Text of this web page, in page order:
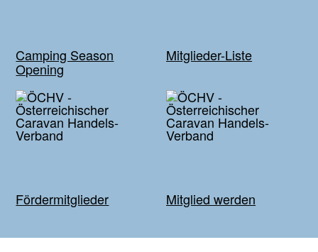
Camping Season
Opening
Mitglieder-Liste
Fördermitglieder Mitglied werden